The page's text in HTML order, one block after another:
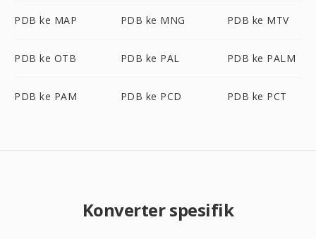
PDB ke MAP PDB ke MNG PDB ke MTV
PDB ke OTB PDB ke PAL PDB ke PALM
PDB ke PAM PDB ke PCD PDB ke PCT
Konverter spesifik